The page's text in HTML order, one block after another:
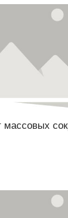
массовых